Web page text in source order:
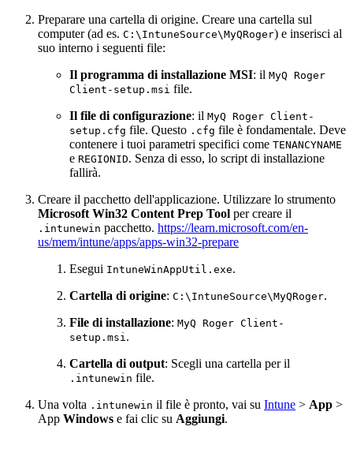
Preparare una cartella di origine. Creare una cartella sul
computer (ad es. C:\IntuneSource\MyQRoger) e inserisci al
suo interno i seguenti file:
Il programma di installazione MSI: il MyQ Roger
Client-setup.msi file.
Il file di configurazione: il MyQ Roger Client-
setup.cfg file. Questo .cfg file è fondamentale. Deve
contenere i tuoi parametri specifici come TENANCYNAME
e REGIONID. Senza di esso, lo script di installazione
fallirà.
Creare il pacchetto dell'applicazione. Utilizzare lo strumento
Microsoft Win32 Content Prep Tool per creare il
.intunewin pacchetto. https://learn.microsoft.com/en-
us/mem/intune/apps/apps-win32-prepare
Esegui IntuneWinAppUtil.exe.
Cartella di origine: C:\IntuneSource\MyQRoger.
File di installazione: MyQ Roger Client-
setup.msi .
Cartella di output: Scegli una cartella per il
.intunewin file.
Una volta .intunewin il file è pronto, vai su Intune > App >
App Windows e fai clic su Aggiungi.